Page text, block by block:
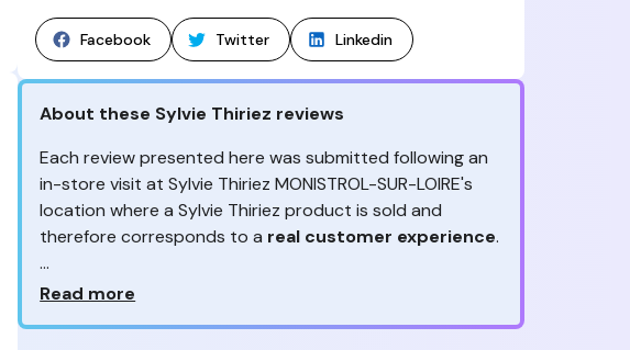
Facebook Twitter Linkedin
About these Sylvie Thiriez reviews
Each review presented here was submitted following an
in-store visit at Sylvie Thiriez MONISTROL-SUR-LOIRE's
location where a Sylvie Thiriez product is sold and
therefore corresponds to a real customer experience.
From the reception, to the advice & contact given,
Why so many reviews?
Your feedback is valuablebecause it allows Sylvie
Read more